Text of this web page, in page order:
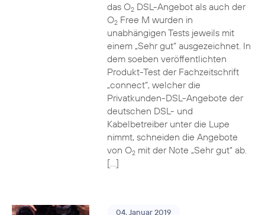
das O2DSL-Angebot als auch der
O2Free M wurden in
unabhängigen Tests jeweils mit
einem „Sehr gut“ ausgezeichnet. In
dem soeben veröffentlichten
Produkt-Test der Fachzeitschrift
„connect“, welcher die
Privatkunden-DSL-Angebote der
deutschen DSL- und
Kabelbetreiber unter die Lupe
nimmt, schneiden die Angebote
von O2mit der Note „Sehr gut“ ab.
[…]
04. Januar 2019